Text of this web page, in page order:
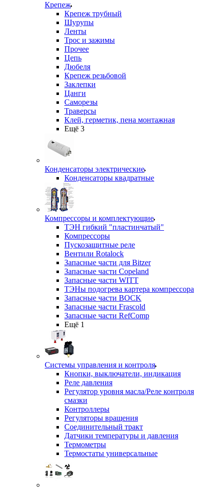
Крепеж
Крепеж трубный
Шурупы
Ленты
Трос и зажимы
Прочее
Цепь
Дюбеля
Крепеж резьбовой
Заклепки
Цанги
Саморезы
Траверсы
Клей, герметик, пена монтажная
Ещё 3
Конденсаторы электрические
Конденсаторы квадратные
Компрессоры и комплектующие
ТЭН гибкий "пластинчатый"
Компрессоры
Пускозащитные реле
Вентили Rotalock
Запасные части для Bitzer
Запасные части Copeland
Запасные части WITT
ТЭНы подогрева картера компрессора
Запасные части BOCK
Запасные части Frascold
Запасные части RefComp
Ещё 1
Системы управления и контроля
Кнопки, выключатели, индикация
Реле давления
Регулятор уровня масла/Реле контроля
смазки
Контроллеры
Регуляторы вращения
Соединительный тракт
Датчики температуры и давления
Термометры
Термостаты универсальные